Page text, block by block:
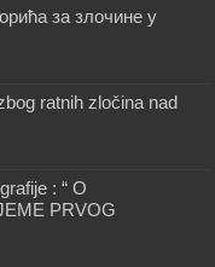
за злочине у
ratnih zločina nad
: “ O
PRVOG